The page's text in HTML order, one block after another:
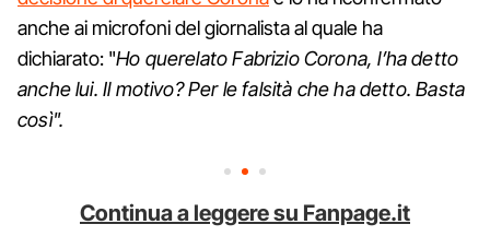
anche ai microfoni del giornalista al quale ha
dichiarato: "Ho querelato Fabrizio Corona, l’ha detto
anche lui. Il motivo? Per le falsità che ha detto. Basta
così".
Continua a leggere su Fanpage.it